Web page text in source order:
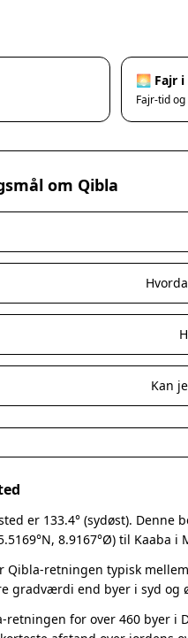
🌅 Fajr
Fajr-tid
om Qibla
Kan
er 133.4° (sydøst).
8.9167°Ø) til Kaaba i
Qibla-retningen typisk
gradværdi end byer i syd og
retningen for over 460 byer i